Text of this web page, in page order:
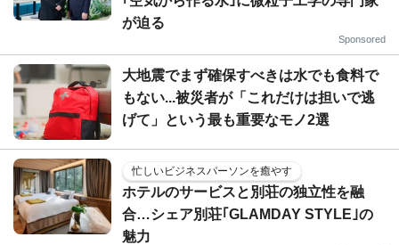
が迫る
Sponsored
大地震でまず確保すべきは水でも食料で
もない...被災者が「これだけは担いで逃
げて」という最も重要なモノ2選
忙しいビジネスパーソンを癒やす
ホテルのサービスと別荘の独立性を融
合…シェア別荘｢GLAMDAY STYLE｣の
魅力